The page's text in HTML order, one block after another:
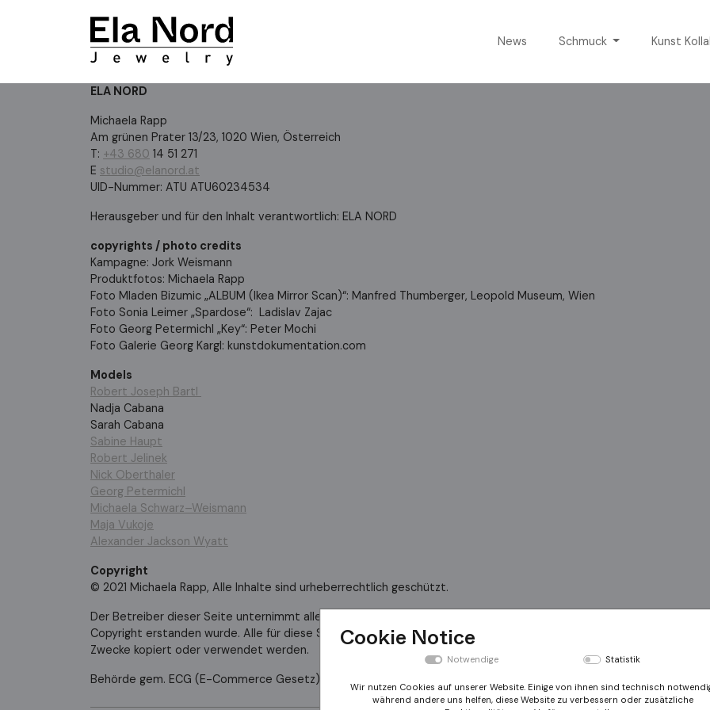
News Schmuck Kunst
ELA NORD
Michaela Rapp
Am grünen Prater 13/23, 1020 Wien, Österreich
T: +43 680 14 51 271
E studio@elanord.at
UID-Nummer: ATU ATU60234534
Herausgeber und für den Inhalt verantwortlich: ELA NORD
copyrights / photo credits
Kampagne: Jork Weismann
Produktfotos: Michaela Rapp
Foto Mladen Bizumic „ALBUM (Ikea Mirror Scan)“: Manfred Thumberger, Leopold Museum, Wien
Foto Sonia Leimer „Spardose“: Ladislav Zajac
Foto Georg Petermichl „Key“: Peter Mochi
Foto Galerie Georg Kargl: kunstdokumentation.com
Models
Robert Joseph Bartl
Nadja Cabana
Sarah Cabana
Sabine Haupt
Robert Jelinek
Nick Oberthaler
Georg Petermichl
Michaela Schwarz–Weismann
Maja Vukoje
Alexander Jackson Wyatt
Copyright
© 2021 Michaela Rapp, Alle Inhalte sind urheberrechtlich geschützt.
Der Betreiber dieser Seite unternimmt alle Anstrengungen, um die Rechte Dritter zu wahren und nur Material zu
Copyright erstanden wurde. Alle für diese Seite erstellten Inhalte – Texte und Abbildungen – sind
Zwecke kopiert oder verwendet werden.
Behörde gem. ECG (E-Commerce Gesetz): Magistratisches Bezirksamt des I. Bezirkes, Magistratisches Bezirksamt
Cookie Notice
Notwendige Statistik
Wir nutzen Cookies auf unserer Website. Einige von ihnen sind technisch
während andere uns helfen, diese Website zu verbessern oder zusätzliche